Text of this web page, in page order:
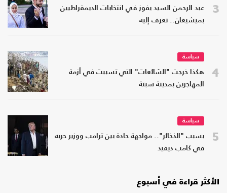
3
عبد الرحمن السيد يفوز في انتخابات الديمقراطيين
بميشيغان.. تعرف إليه
4
سياسة
هكذا خرجت "الشائعات" التي تسببت في أزمة
المهاجرين بمدينة سبتة
5
سياسة
بسبب "الذخائر".. مواجهة حادة بين ترامب ووزير حربه
في كامب ديفيد
الأكثر قراءة في أسبوع